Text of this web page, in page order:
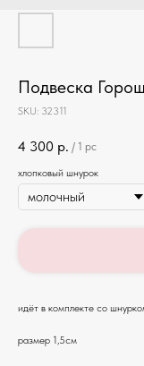
Подвеска
SKU: 32311
4 300 р. / 1 pc
хлопковый шнурок
идёт в комплекте со
размер 1,5см